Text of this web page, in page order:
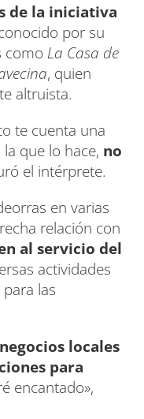
de la iniciativa
por su
como La Casa de
, quien
altruista.
te cuenta una
que lo hace, no
el intérprete.
en varias
relación con
al servicio del
actividades
las
locales
para
encantado»,